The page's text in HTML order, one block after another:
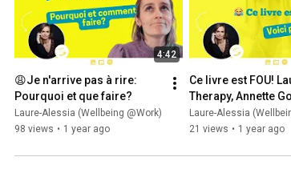
fois ! Prêt·e à mettre un peu de joie dans vos
4:42
😩Je n'arrive pas à rire:
Pourquoi et que faire?
Laure-Alessia (Wellbeing @Work)
98 views • 1 year ago
Ce livre est FOU!
Therapy, Annette
Laure-Alessia
21 views • 1 year ago